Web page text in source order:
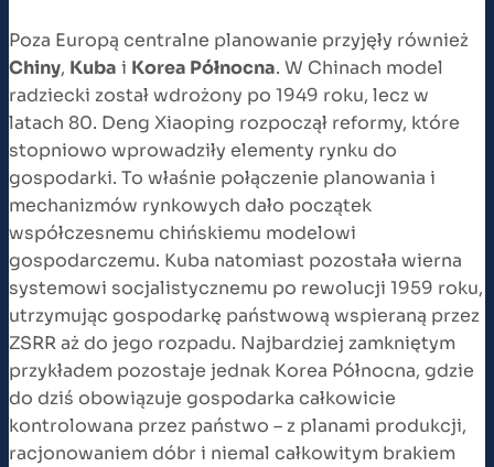
Poza Europą centralne planowanie przyjęły również
Chiny, Kuba i Korea Północna. W Chinach model
radziecki został wdrożony po 1949 roku, lecz w
latach 80. Deng Xiaoping rozpoczął reformy, które
stopniowo wprowadziły elementy rynku do
gospodarki. To właśnie połączenie planowania i
mechanizmów rynkowych dało początek
współczesnemu chińskiemu modelowi
gospodarczemu. Kuba natomiast pozostała wierna
systemowi socjalistycznemu po rewolucji 1959 roku,
utrzymując gospodarkę państwową wspieraną przez
ZSRR aż do jego rozpadu. Najbardziej zamkniętym
przykładem pozostaje jednak Korea Północna, gdzie
do dziś obowiązuje gospodarka całkowicie
kontrolowana przez państwo – z planami produkcji,
racjonowaniem dóbr i niemal całkowitym brakiem